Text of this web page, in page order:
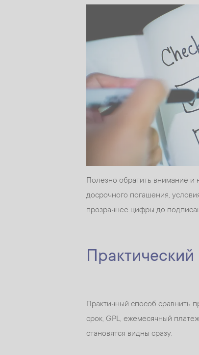
Полезно обратить внимание и
досрочного погашения,
прозрачнее цифры до
Практичный способ сравнить
срок, GPL, ежемесячный
становятся видны сразу.